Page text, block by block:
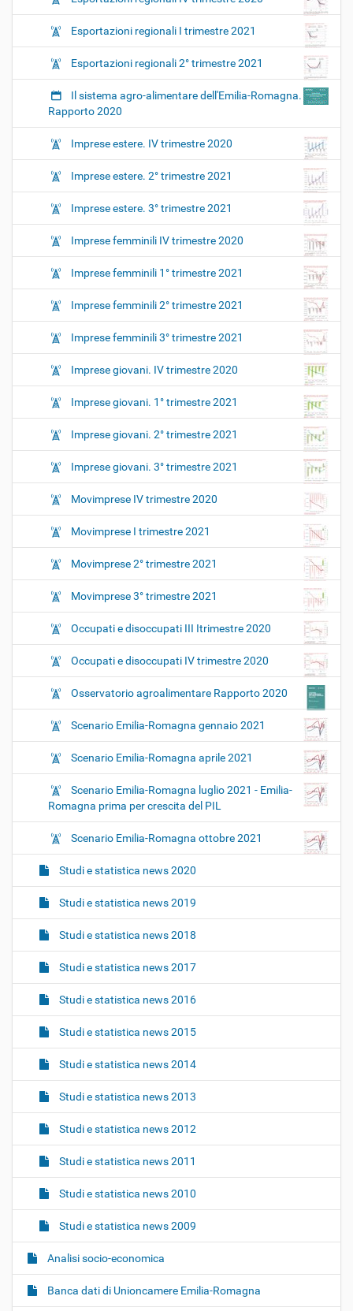
Esportazioni regionali I trimestre 2021
Esportazioni regionali 2° trimestre 2021
Il sistema agro-alimentare dell'Emilia-Romagna.
Rapporto 2020
Imprese estere. IV trimestre 2020
Imprese estere. 2° trimestre 2021
Imprese estere. 3° trimestre 2021
Imprese femminili IV trimestre 2020
Imprese femminili 1° trimestre 2021
Imprese femminili 2° trimestre 2021
Imprese femminili 3° trimestre 2021
Imprese giovani. IV trimestre 2020
Imprese giovani. 1° trimestre 2021
Imprese giovani. 2° trimestre 2021
Imprese giovani. 3° trimestre 2021
Movimprese IV trimestre 2020
Movimprese I trimestre 2021
Movimprese 2° trimestre 2021
Movimprese 3° trimestre 2021
Occupati e disoccupati III Itrimestre 2020
Occupati e disoccupati IV trimestre 2020
Osservatorio agroalimentare Rapporto 2020
Scenario Emilia-Romagna gennaio 2021
Scenario Emilia-Romagna aprile 2021
Scenario Emilia-Romagna luglio 2021 - Emilia-
Romagna prima per crescita del PIL
Scenario Emilia-Romagna ottobre 2021
Studi e statistica news 2020
Studi e statistica news 2019
Studi e statistica news 2018
Studi e statistica news 2017
Studi e statistica news 2016
Studi e statistica news 2015
Studi e statistica news 2014
Studi e statistica news 2013
Studi e statistica news 2012
Studi e statistica news 2011
Studi e statistica news 2010
Studi e statistica news 2009
Analisi socio-economica
Banca dati di Unioncamere Emilia-Romagna